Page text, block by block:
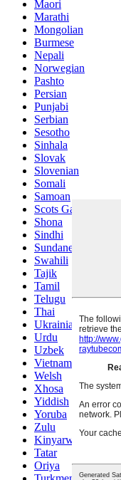
Maori
Marathi
Mongolian
Burmese
Nepali
Norwegian
Pashto
Persian
Punjabi
Serbian
Sesotho
Sinhala
Slovak
Slovenian
Somali
Samoan
Scots Gaelic
Shona
Sindhi
Sundanese
Swahili
Tajik
Tamil
Telugu
Thai
Ukrainian
Urdu
Uzbek
Vietnamese
Welsh
Xhosa
Yiddish
Yoruba
Zulu
Kinyarwanda
Tatar
Oriya